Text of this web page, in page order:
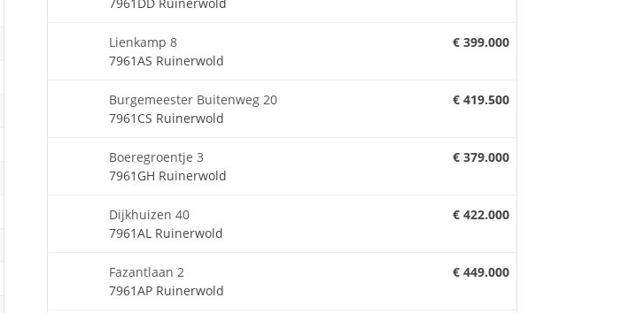
Lienkamp 8
7961AS Ruinerwold
€ 399.000
Burgemeester Buitenweg 20
7961CS Ruinerwold
€ 419.500
Boeregroentje 3
7961GH Ruinerwold
€ 379.000
Dijkhuizen 40
7961AL Ruinerwold
€ 422.000
Fazantlaan 2
7961AP Ruinerwold
€ 449.000